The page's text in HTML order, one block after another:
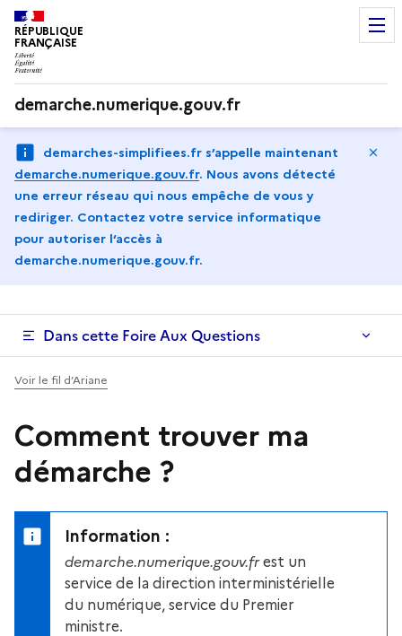
RÉPUBLIQUE
FRANÇAISE
demarche.numerique.gouv.fr
demarches-simplifiees.fr s’appelle maintenant
demarche.numerique.gouv.fr. Nous avons détecté
une erreur réseau qui nous empêche de vous y
rediriger. Contactez votre service informatique
pour autoriser l‘accès à
demarche.numerique.gouv.fr.
Dans cette Foire Aux Questions
Voir le fil d’Ariane
Comment trouver ma
démarche ?
Information :
demarche.numerique.gouv.frest un
service de la direction interministérielle
du numérique, service du Premier
ministre.